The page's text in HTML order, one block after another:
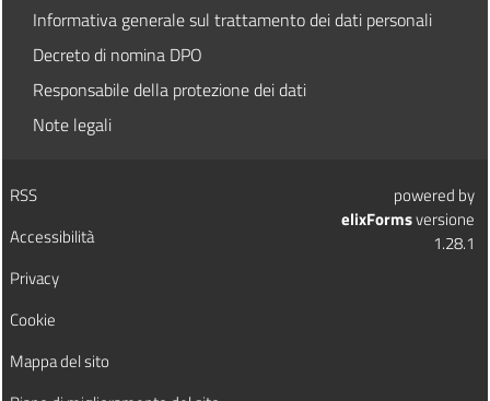
Informativa generale sul trattamento dei dati personali
Decreto di nomina DPO
Responsabile della protezione dei dati
Note legali
RSS
Accessibilità
Privacy
Cookie
Mappa del sito
powered by
elixFormsversione
1.28.1